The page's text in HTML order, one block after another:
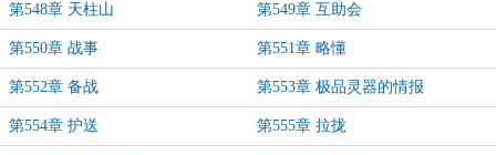
第548章 天柱山 第549章 互助会
第550章 战事 第551章 略懂
第552章 备战 第553章 极品灵器的情报
第554章 护送 第555章 拉拢